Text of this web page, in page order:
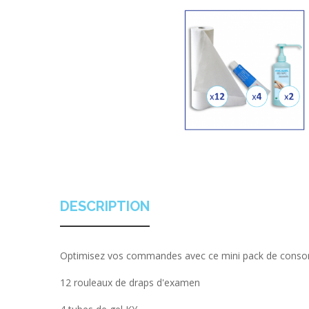
DESCRIPTION
Optimisez vos commandes avec ce mini pack de
12 rouleaux de draps d'examen